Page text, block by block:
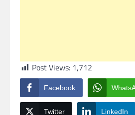
Post Views: 1,712
Facebook
Twitter LinkedIn